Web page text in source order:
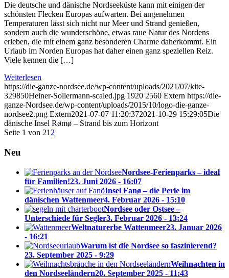
Die deutsche und dänische Nordseeküste kann mit einigen der
schönsten Flecken Europas aufwarten. Bei angenehmen
Temperaturen lässt sich nicht nur Meer und Strand genießen,
sondern auch die wunderschöne, etwas raue Natur des Nordens
erleben, die mit einem ganz besonderen Charme daherkommt. Ein
Urlaub im Norden Europas hat daher einen ganz speziellen Reiz.
Viele kennen die […]
Weiterlesen
https://die-ganze-nordsee.de/wp-content/uploads/2021/07/kite-
329850Heiner-Sollermann-scaled.jpg 1920 2560 Extern https://die-
ganze-Nordsee.de/wp-content/uploads/2015/10/logo-die-ganze-
nordsee2.png Extern2021-07-07 11:20:372021-10-29 15:29:05Die
dänische Insel Rømø – Strand bis zum Horizont
Seite 1 von 21 2
Neu
Nordsee-Ferienparks – ideal
für Familien!23. Juni 2026 - 16:07
Insel Fanø – die Perle im
dänischen Wattenmeer4. Februar 2026 - 15:10
Nordsee oder Ostsee –
Unterschiede für Segler3. Februar 2026 - 13:24
Weltnaturerbe Wattenmeer23. Januar 2026
- 16:21
Warum ist die Nordsee so faszinierend?
23. September 2025 - 9:29
Weihnachten in
den Nordseeländern20. September 2025 - 11:43